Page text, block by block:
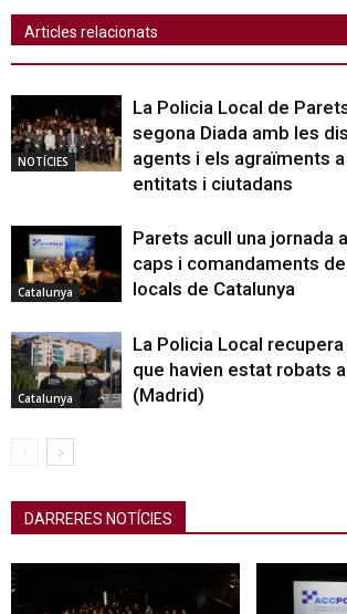
Articles relacionats
NOTÍCIES
La Policia Local de
segona Diada amb les
agents i els agraïments
entitats i ciutadans
Catalunya
Parets acull una jornada
caps i comandaments
locals de Catalunya
Catalunya
La Policia Local
que havien estat robats
(Madrid)
DARRERES NOTÍCIES